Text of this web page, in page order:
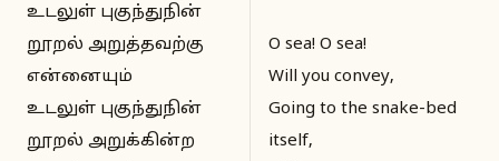
உடலுள் புகுந்துநின்
றூறல் அறுத்தவற்கு
என்னையும்
உடலுள் புகுந்துநின்
றூறல் அறுக்கின்ற
O sea! O sea!
Will you convey,
Going to the snake-bed
itself,